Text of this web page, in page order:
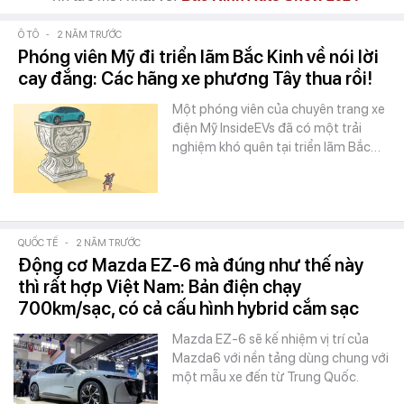
Ô TÔ - 2 NĂM TRƯỚC
Phóng viên Mỹ đi triển lãm Bắc Kinh về nói lời
cay đắng: Các hãng xe phương Tây thua rồi!
Một phóng viên của chuyên trang xe
điện Mỹ InsideEVs đã có một trải
nghiệm khó quên tại triển lãm Bắc…
QUỐC TẾ - 2 NĂM TRƯỚC
Động cơ Mazda EZ-6 mà đúng như thế này
thì rất hợp Việt Nam: Bản điện chạy
700km/sạc, có cả cấu hình hybrid cắm sạc
Mazda EZ-6 sẽ kế nhiệm vị trí của
Mazda6 với nền tảng dùng chung với
một mẫu xe đến từ Trung Quốc.